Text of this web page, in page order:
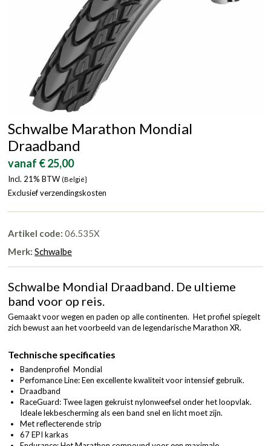
Schwalbe Marathon Mondial
Draadband
vanaf € 25,00
Incl. 21% BTW (België}
Exclusief verzendingskosten
Artikel code: 06.535X
Merk: Schwalbe
Schwalbe Mondial Draadband. De ultieme
band voor op reis.
Gemaakt voor wegen en paden op alle continenten. Het profiel spiegelt
zich bewust aan het voorbeeld van de legendarische Marathon XR.
Technische specificaties
Bandenprofiel Mondial
Perfomance Line: Een excellente kwaliteit voor intensief gebruik.
Draadband
RaceGuard: Twee lagen gekruist nylonweefsel onder het loopvlak.
Ideale lekbescherming als een band snel en licht moet zijn.
Met reflecterende strip
67 EPI karkas